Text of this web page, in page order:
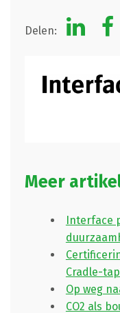
Delen:
Meer
Interface
Cradle-
Op weg
CO2 als